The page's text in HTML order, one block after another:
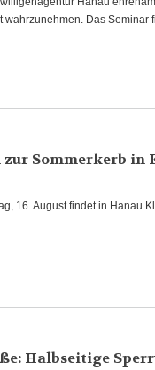
Das Seminar
Sommerkerb in
16. August findet in Hanau
Halbseitige